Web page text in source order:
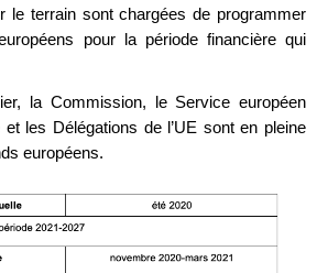
le terrain sont chargées de programmer
pour la période financière qui
la Commission, le Service européen
et les Délégations de l’UE sont en pleine
européens.